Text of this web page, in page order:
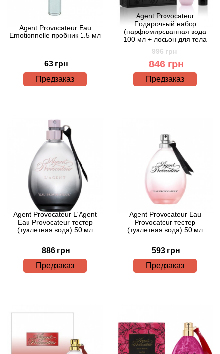
Agent Provocateur Eau
Emotionnelle пробник 1.5 мл
63 грн
Предзаказ
Agent Provocateur
Подарочный набор
(парфюмированная вода
100 мл + лосьон для тела
100 мл)
996 грн
846 грн
Предзаказ
Agent Provocateur L'Agent
Eau Provocateur тестер
(туалетная вода) 50 мл
886 грн
Предзаказ
Agent Provocateur Eau
Provocateur тестер
(туалетная вода) 50 мл
593 грн
Предзаказ
Au Pays de la Fleur d’Oranger
Azalia Parfums
Baldessarini
Baldinini
Balenciaga
Balmain
Bamotte
Banana Republic
Baruti
Bebe